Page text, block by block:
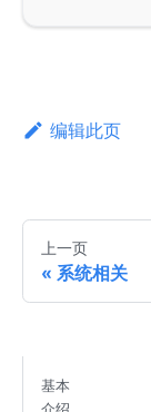
编辑此页
上一页
系统相关
基本